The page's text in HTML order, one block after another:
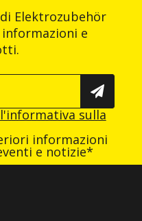
Elektrozubehör
e
l'informativa sulla
informazioni
e notizie*